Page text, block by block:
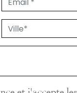
et j'accepte les